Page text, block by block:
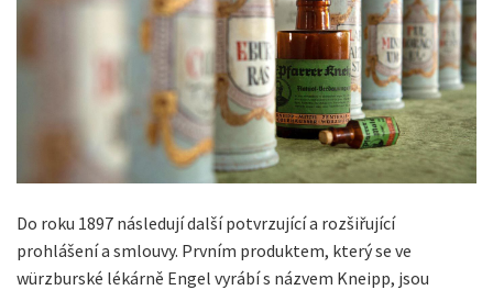
Do roku 1897 následují další potvrzující a rozšiřující
prohlášení a smlouvy. Prvním produktem, který se ve
würzburské lékárně Engel vyrábí s názvem Kneipp, jsou